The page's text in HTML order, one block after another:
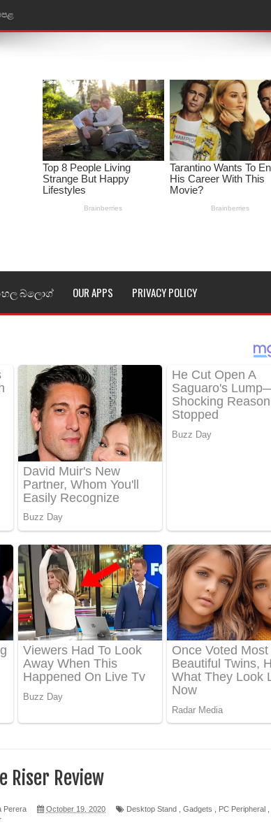
පද පෙළ
පෙළ
cup song lyrics
පද පෙළ
පෙළ
පද පෙළ
බ්ලොග් OUR APPS PRIVACY POLICY
Riser Review
Perera October 19, 2020 Desktop Stand Gadgets PC Peripheral